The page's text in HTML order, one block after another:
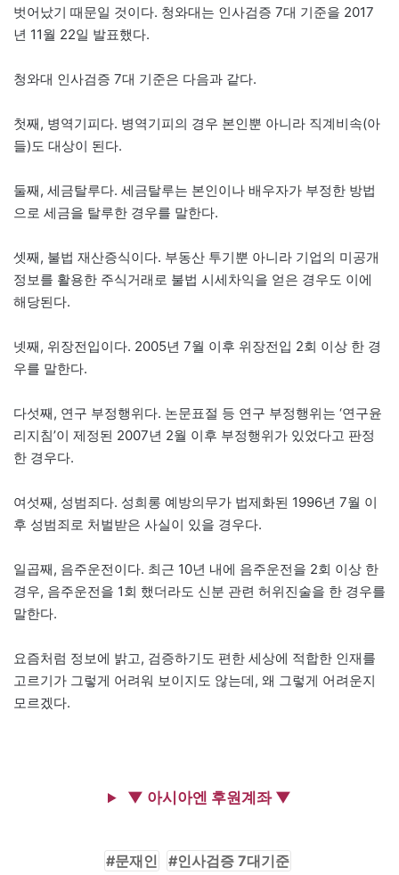
벗어났기 때문일 것이다. 청와대는 인사검증 7대 기준을 2017
년 11월 22일 발표했다.
청와대 인사검증 7대 기준은 다음과 같다.
첫째, 병역기피다. 병역기피의 경우 본인뿐 아니라 직계비속(아
들)도 대상이 된다.
둘째, 세금탈루다. 세금탈루는 본인이나 배우자가 부정한 방법
으로 세금을 탈루한 경우를 말한다.
셋째, 불법 재산증식이다. 부동산 투기뿐 아니라 기업의 미공개
정보를 활용한 주식거래로 불법 시세차익을 얻은 경우도 이에
해당된다.
넷째, 위장전입이다. 2005년 7월 이후 위장전입 2회 이상 한 경
우를 말한다.
다섯째, 연구 부정행위다. 논문표절 등 연구 부정행위는 ‘연구윤
리지침’이 제정된 2007년 2월 이후 부정행위가 있었다고 판정
한 경우다.
여섯째, 성범죄다. 성희롱 예방의무가 법제화된 1996년 7월 이
후 성범죄로 처벌받은 사실이 있을 경우다.
일곱째, 음주운전이다. 최근 10년 내에 음주운전을 2회 이상 한
경우, 음주운전을 1회 했더라도 신분 관련 허위진술을 한 경우를
말한다.
요즘처럼 정보에 밝고, 검증하기도 편한 세상에 적합한 인재를
고르기가 그렇게 어려워 보이지도 않는데, 왜 그렇게 어려운지
모르겠다.
▼ 아시아엔 후원계좌 ▼
문재인 인사검증 7대기준